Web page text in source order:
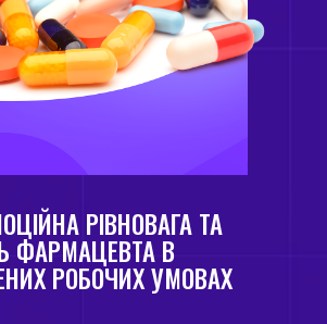
РІВНОВАГА ТА
ФАРМАЦЕВТА В
РОБОЧИХ УМОВАХ